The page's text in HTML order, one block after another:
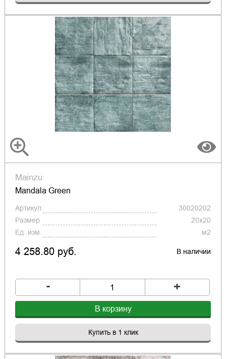
Mainzu
Mandala Green
Артикул
30020202
Размер
20x20
Ед. изм.
м2
4 258.80 руб. В наличии
- +
В корзину
Купить в 1 клик